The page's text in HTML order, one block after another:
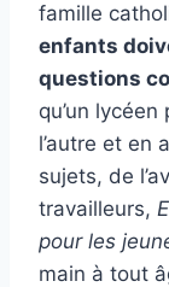
famille
enfants
questions
qu’un
l’autre et en
sujets, de
travailleurs,
pour les
main à tout